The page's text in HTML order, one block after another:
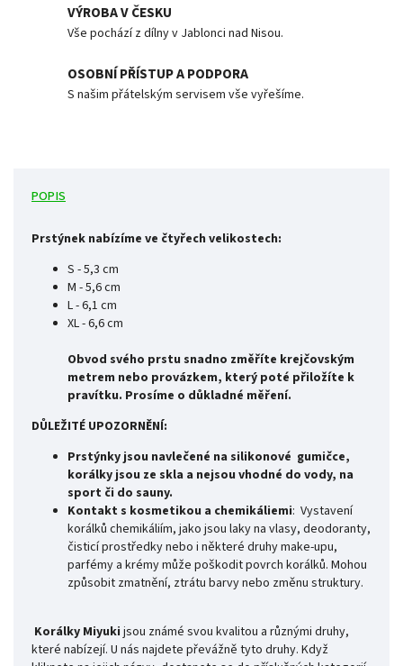
VÝROBA V ČESKU
Vše pochází z dílny v Jablonci nad Nisou.
OSOBNÍ PŘÍSTUP A PODPORA
S našim přátelským servisem vše vyřešíme.
POPIS
Prstýnek nabízíme ve čtyřech velikostech:
S - 5,3 cm
M - 5,6 cm
L - 6,1 cm
XL - 6,6 cm
Obvod svého prstu snadno změříte krejčovským
metrem nebo provázkem, který poté přiložíte k
pravítku. Prosíme o důkladné měření.
DŮLEŽITÉ UPOZORNĚNÍ:
Prstýnky jsou navlečené na silikonové gumičce,
korálky jsou ze skla a nejsou vhodné do vody, na
sport či do sauny.
Kontakt s kosmetikou a chemikáliemi: Vystavení
korálků chemikáliím, jako jsou laky na vlasy, deodoranty,
čisticí prostředky nebo i některé druhy make-upu,
parfémy a krémy může poškodit povrch korálků. Mohou
způsobit zmatnění, ztrátu barvy nebo změnu struktury.
Korálky Miyuki jsou známé svou kvalitou a různými druhy,
které nabízejí. U nás najdete převážně tyto druhy. Když